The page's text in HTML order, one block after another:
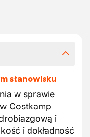
stanowisku
w sprawie
Oostkamp
i
i dokładność